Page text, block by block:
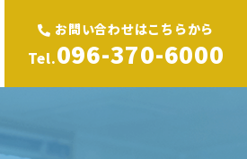
お問い合わせはこちらから
Tel.096-370-6000